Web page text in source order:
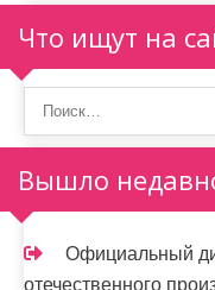
я
п
о
з
а
п
Что ищут на
Вышло
Официальный
отечественного